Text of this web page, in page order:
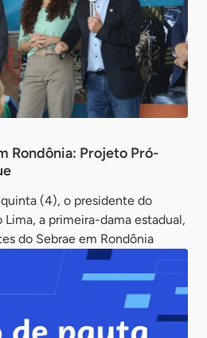
Rondônia: Projeto Pró-
(4), o presidente do
a primeira-dama estadual,
do Sebrae em Rondônia